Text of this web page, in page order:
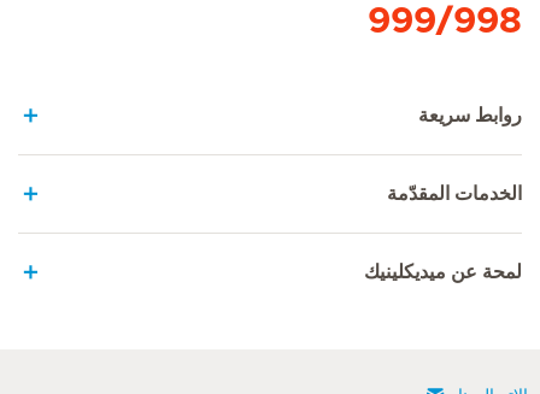
999/998
روابط سريعة
الخدمات المقدّمة
لمحة عن ميديكلينيك